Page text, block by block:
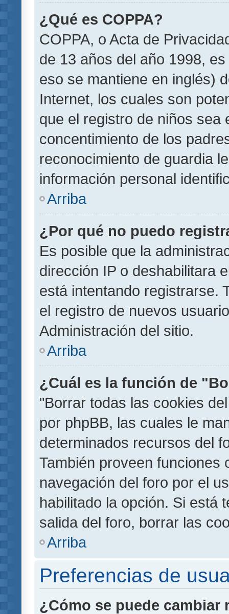
¿Qué es COPPA?
COPPA, o Acta de
de 13 años del año 1998,
eso se mantiene en inglés)
Internet, los cuales son
que el registro de niños sea
concentimiento de los
reconocimiento de guardia
información personal
Arriba
¿Por qué no puedo
Es posible que la
dirección IP o deshabilitara
está intentando registrarse.
el registro de nuevos
Administración del sitio.
Arriba
¿Cuál es la función de
"Borrar todas las cookies
por phpBB, las cuales le
determinados recursos del
También proveen funciones
navegación del foro por el
habilitado la opción. Si está
salida del foro, borrar las
Arriba
Preferencias de
¿Cómo se puede